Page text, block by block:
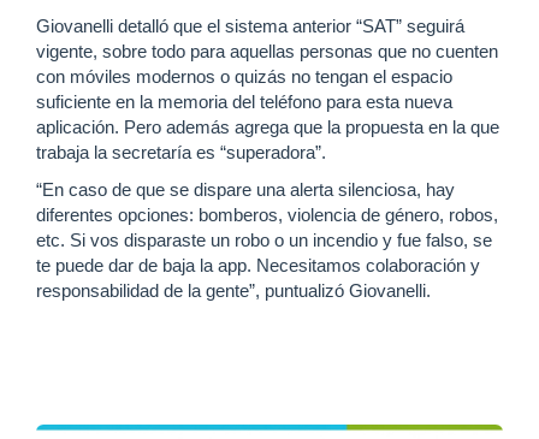
Giovanelli detalló que el sistema anterior “SAT” seguirá
vigente, sobre todo para aquellas personas que no cuenten
con móviles modernos o quizás no tengan el espacio
suficiente en la memoria del teléfono para esta nueva
aplicación. Pero además agrega que la propuesta en la que
trabaja la secretaría es “superadora”.
“En caso de que se dispare una alerta silenciosa, hay
diferentes opciones: bomberos, violencia de género, robos,
etc. Si vos disparaste un robo o un incendio y fue falso, se
te puede dar de baja la app. Necesitamos colaboración y
responsabilidad de la gente”, puntualizó Giovanelli.